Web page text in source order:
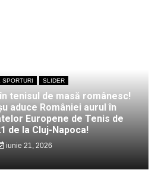
SPORTURI SLIDER
tenisul de masă românesc!
aduce României aurul în
Europene de Tenis de
de la Cluj-Napoca!
iunie 21, 2026